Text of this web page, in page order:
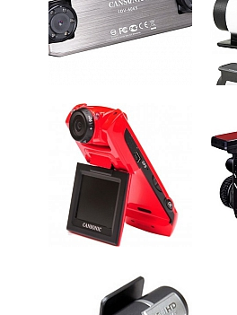
СПРАВКА
КАМЕРЫ
СТАТЬИ
ГОЛОСОВАНИЯ
ПРЕДЛОЖИТЬ НОВОСТЬ
ФОТО